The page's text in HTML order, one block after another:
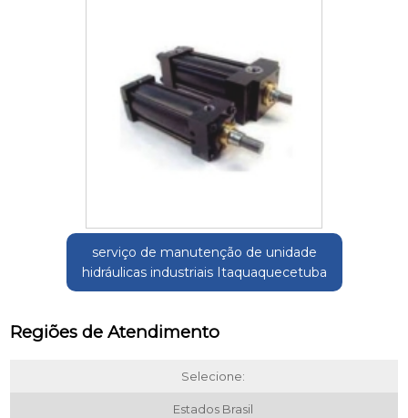
serviço de manutenção de unidade
hidráulicas industriais Itaquaquecetuba
Regiões de Atendimento
Selecione:
Estados Brasil